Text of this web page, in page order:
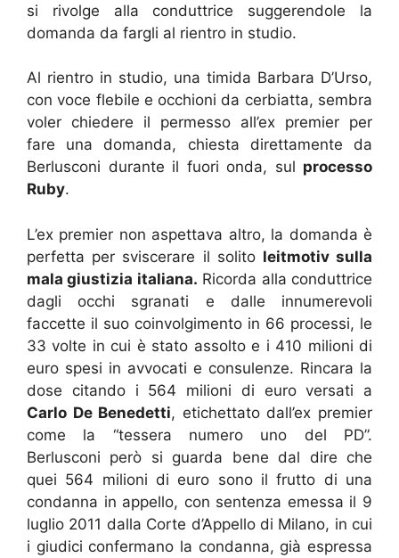
si rivolge alla conduttrice suggerendole la
domanda da fargli al rientro in studio.
Al rientro in studio, una timida Barbara D’Urso,
con voce flebile e occhioni da cerbiatta, sembra
voler chiedere il permesso all’ex premier per
fare una domanda, chiesta direttamente da
Berlusconi durante il fuori onda, sul processo
Ruby.
L’ex premier non aspettava altro, la domanda è
perfetta per sviscerare il solito leitmotiv sulla
mala giustizia italiana. Ricorda alla conduttrice
dagli occhi sgranati e dalle innumerevoli
faccette il suo coinvolgimento in 66 processi, le
33 volte in cui è stato assolto e i 410 milioni di
euro spesi in avvocati e consulenze. Rincara la
dose citando i 564 milioni di euro versati a
Carlo De Benedetti, etichettato dall’ex premier
come la “tessera numero uno del PD”.
Berlusconi però si guarda bene dal dire che
quei 564 milioni di euro sono il frutto di una
condanna in appello, con sentenza emessa il 9
luglio 2011 dalla Corte d’Appello di Milano, in cui
i giudici confermano la condanna, già espressa